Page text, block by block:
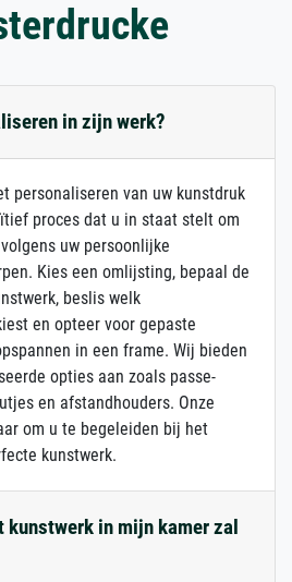
in zijn werk?
personaliseren van uw kunstdruk
proces dat u in staat stelt om
uw persoonlijke
Kies een omlijsting, bepaal de
beslis welk
en opteer voor gepaste
in een frame. Wij bieden
opties aan zoals passe-
en afstandhouders. Onze
om u te begeleiden bij het
kunstwerk.
kunstwerk in mijn kamer zal